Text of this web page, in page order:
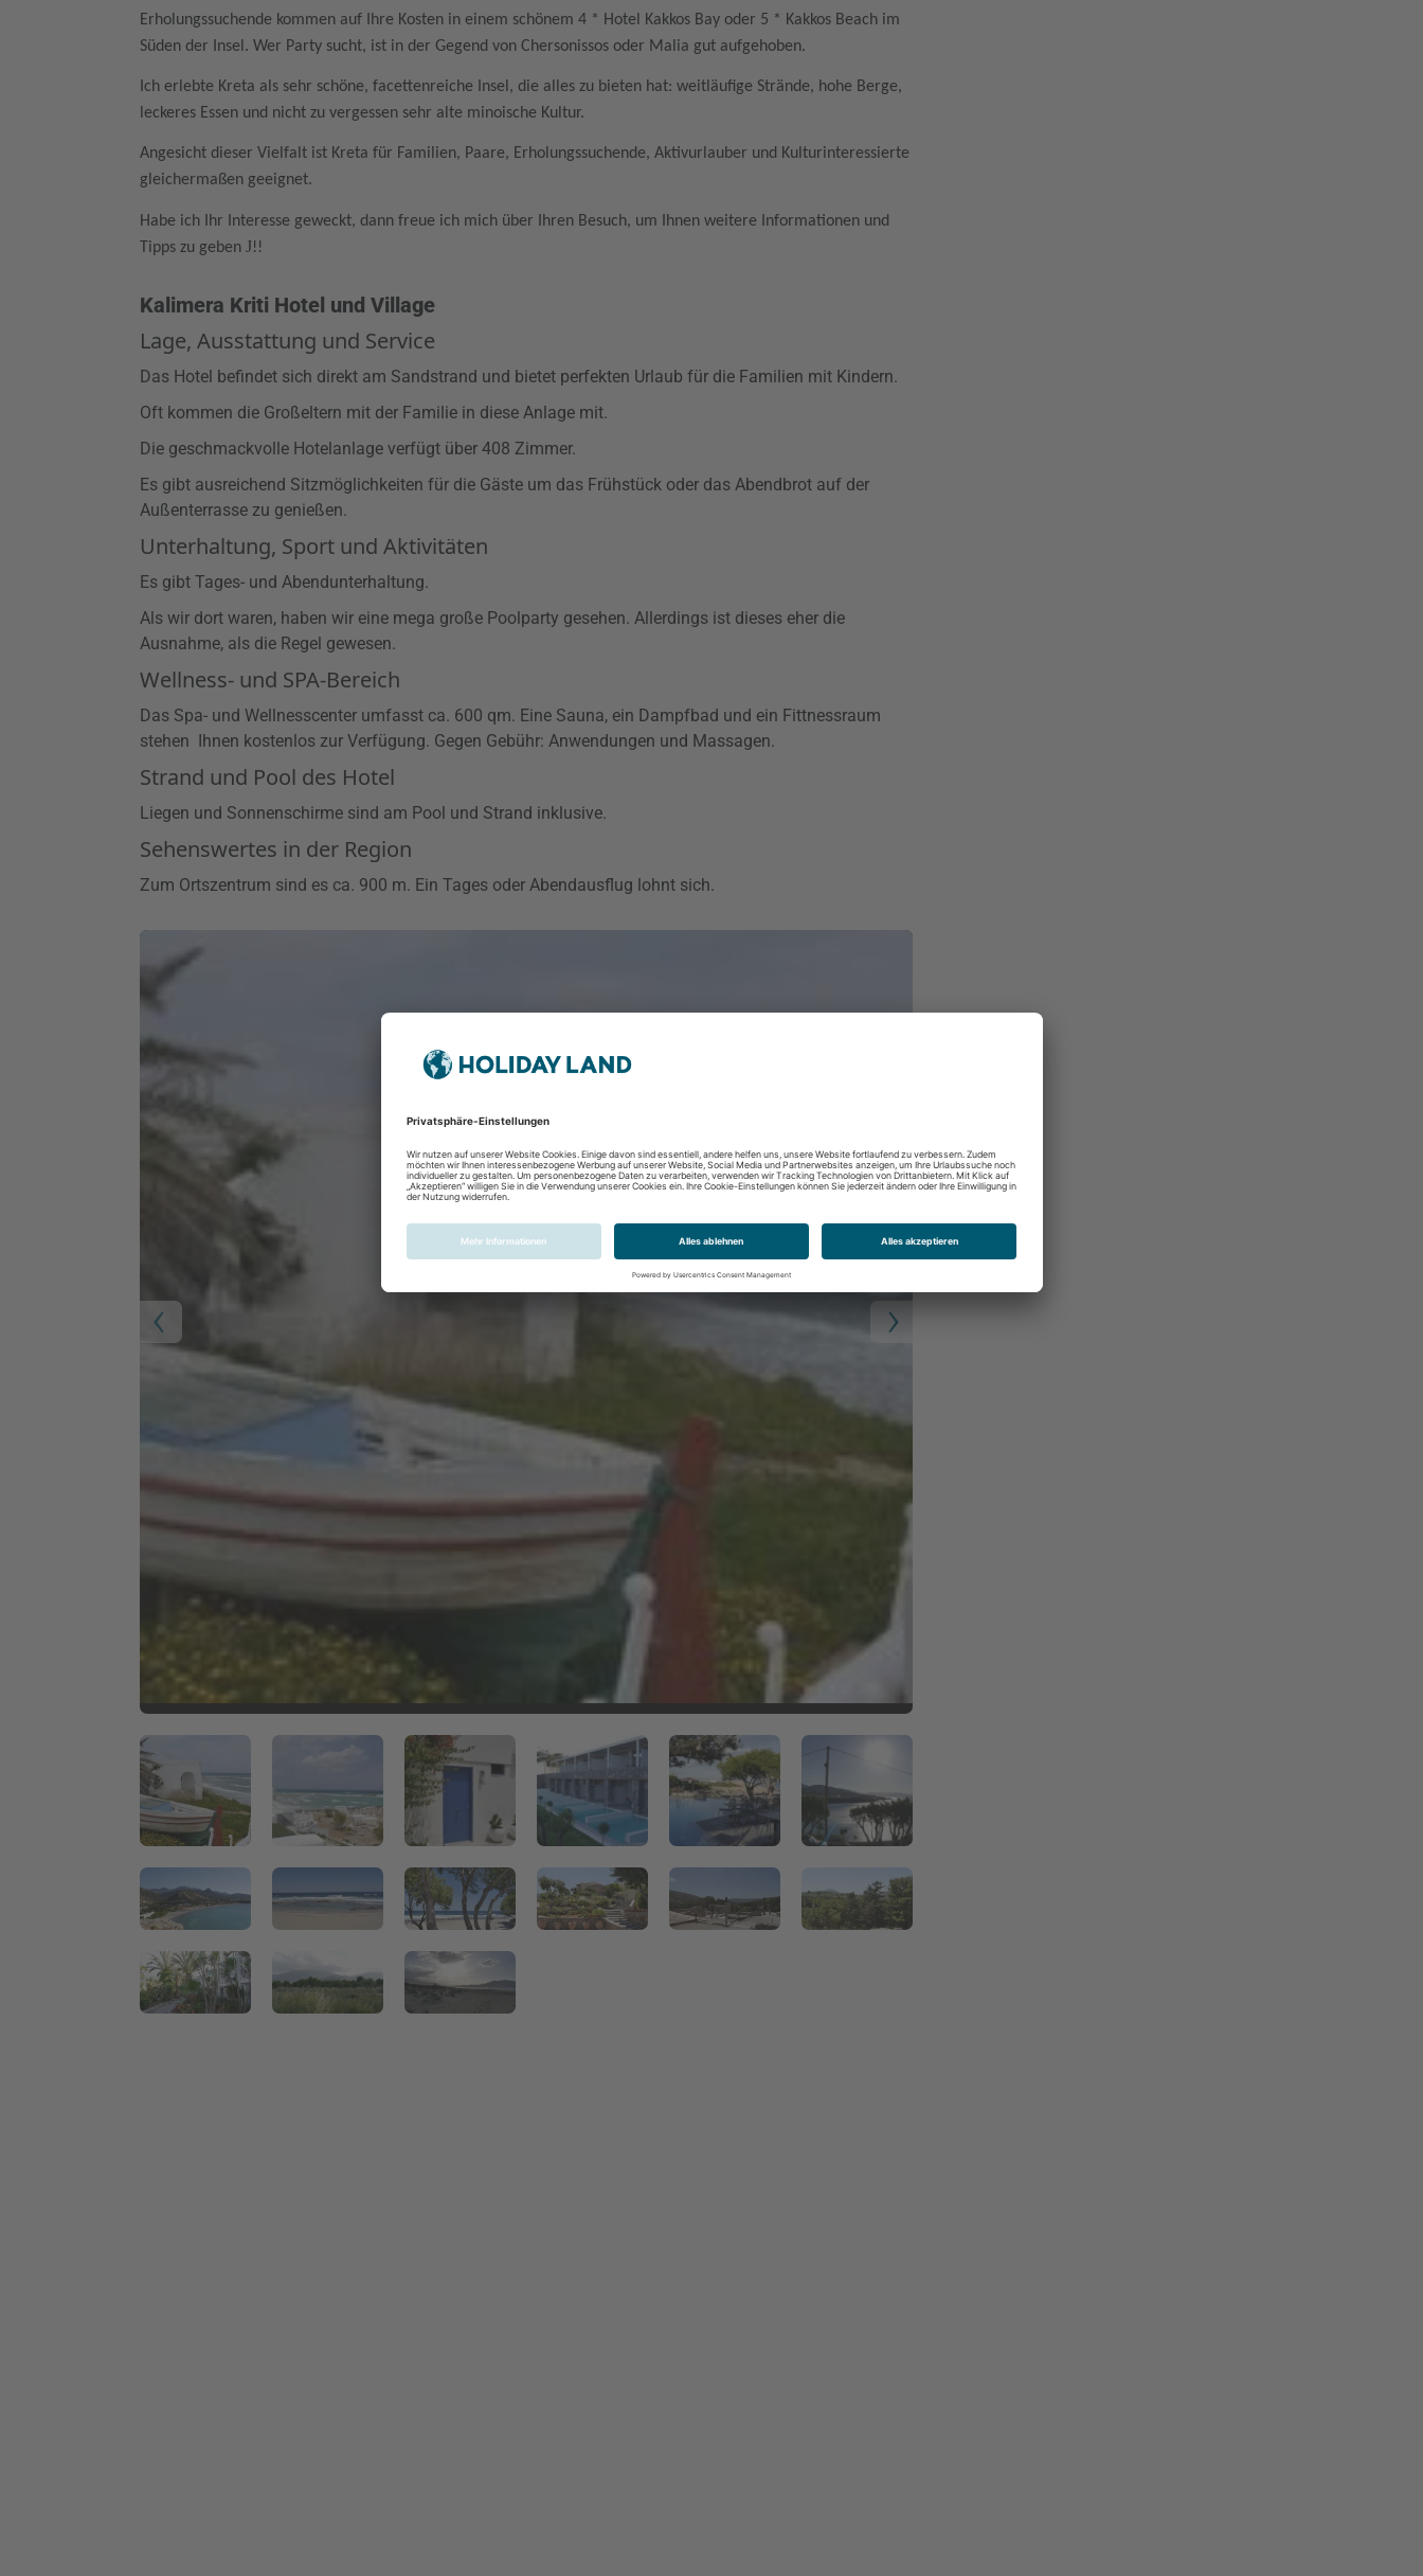
Erholungssuchende kommen auf Ihre Kosten in einem schönem 4 * Hotel Kakkos Bay oder 5 * Kakkos Beach im
Süden der Insel. Wer Party sucht, ist in der Gegend von Chersonissos oder Malia gut aufgehoben.
Ich erlebte Kreta als sehr schöne, facettenreiche Insel, die alles zu bieten hat: weitläufige Strände, hohe Berge,
leckeres Essen und nicht zu vergessen sehr alte minoische Kultur.
Angesicht dieser Vielfalt ist Kreta für Familien, Paare, Erholungssuchende, Aktivurlauber und Kulturinteressierte
gleichermaßen geeignet.
Habe ich Ihr Interesse geweckt, dann freue ich mich über Ihren Besuch, um Ihnen weitere Informationen und
Tipps zu geben J!!
Kalimera Kriti Hotel und Village
Lage, Ausstattung und Service
Das Hotel befindet sich direkt am Sandstrand und bietet perfekten Urlaub für die Familien mit Kindern.
Oft kommen die Großeltern mit der Familie in diese Anlage mit.
Die geschmackvolle Hotelanlage verfügt über 408 Zimmer.
Es gibt ausreichend Sitzmöglichkeiten für die Gäste um das Frühstück oder das Abendbrot auf der
Außenterrasse zu genießen.
Unterhaltung, Sport und Aktivitäten
Es gibt Tages- und Abendunterhaltung.
Als wir dort waren, haben wir eine mega große Poolparty gesehen. Allerdings ist dieses eher die
Ausnahme, als die Regel gewesen.
Wellness- und SPA-Bereich
Das Spa- und Wellnesscenter umfasst ca. 600 qm. Eine Sauna, ein Dampfbad und ein Fittnessraum
stehen Ihnen kostenlos zur Verfügung. Gegen Gebühr: Anwendungen und Massagen.
Strand und Pool des Hotel
Liegen und Sonnenschirme sind am Pool und Strand inklusive.
Sehenswertes in der Region
Zum Ortszentrum sind es ca. 900 m. Ein Tages oder Abendausflug lohnt sich.